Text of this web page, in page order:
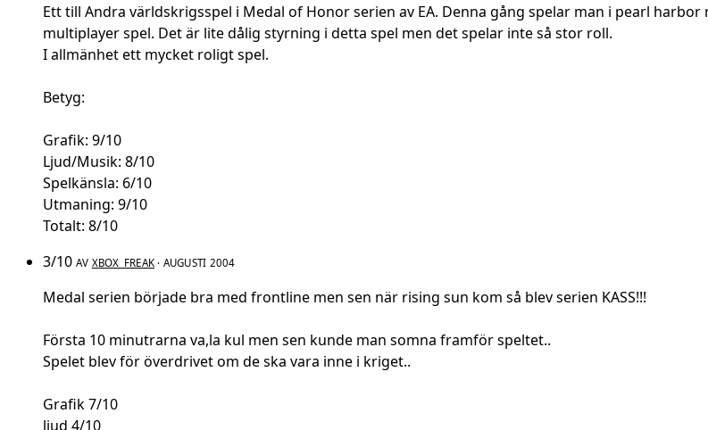
Ett till Andra världskrigsspel i Medal of Honor serien av EA. Denna gång spelar man i pearl
multiplayer spel. Det är lite dålig styrning i detta spel men det spelar inte så stor roll.
I allmänhet ett mycket roligt spel.
Betyg:
Grafik: 9/10
Ljud/Musik: 8/10
Spelkänsla: 6/10
Utmaning: 9/10
Totalt: 8/10
3/10 AV XBOX_FREAK · AUGUSTI 2004
Medal serien började bra med frontline men sen när rising sun kom så blev serien KASS!!!
Första 10 minutrarna va,la kul men sen kunde man somna framför speltet..
Spelet blev för överdrivet om de ska vara inne i kriget..
Grafik 7/10
ljud 4/10